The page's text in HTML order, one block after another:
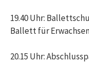
19.40 Uhr:
Ballett für
20.15 Uhr: